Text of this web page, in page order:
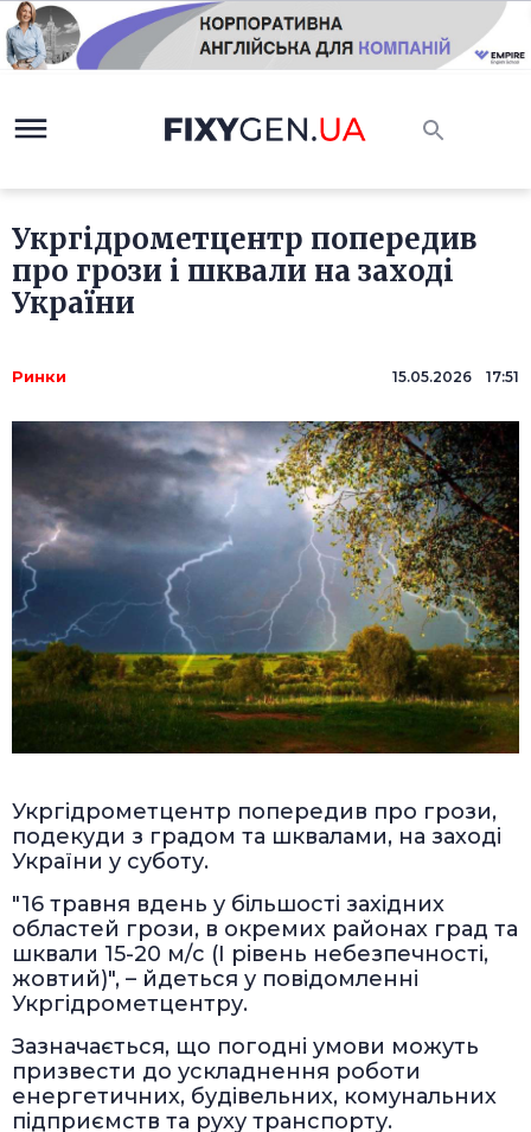
Укргідрометцентр попередив
про грози і шквали на заході
України
Ринки 15.05.2026 17:51
Укргідрометцентр попередив про грози,
подекуди з градом та шквалами, на заході
України у суботу.
"16 травня вдень у більшості західних
областей грози, в окремих районах град та
шквали 15-20 м/с (I рівень небезпечності,
жовтий)", – йдеться у повідомленні
Укргідрометцентру.
Зазначається, що погодні умови можуть
призвести до ускладнення роботи
енергетичних, будівельних, комунальних
підприємств та руху транспорту.